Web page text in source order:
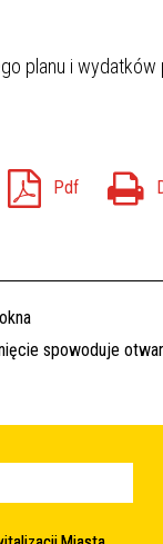
planu i wydatków
Pdf